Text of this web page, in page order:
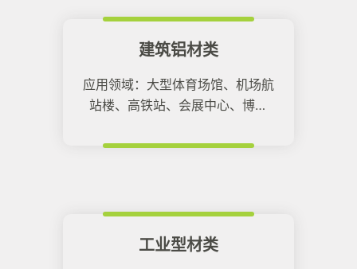
建筑铝材类
应用领域：大型体育场馆、机场航
站楼、高铁站、会展中心、博物
类建筑领域内。
工业型材类